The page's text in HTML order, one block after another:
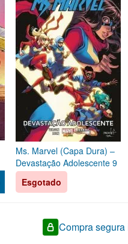
Ms. Marvel (Capa Dura) –
Devastação Adolescente 9
Esgotado
Compra segura